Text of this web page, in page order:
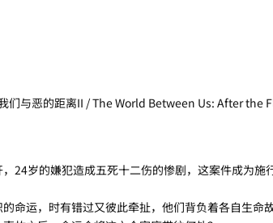
们与恶的距离II / The World Between Us: After the
岁的嫌犯造成五死十二伤的惨剧，这案件成为施
运，时有错过又彼此牵扯，他们背负着各自生命故